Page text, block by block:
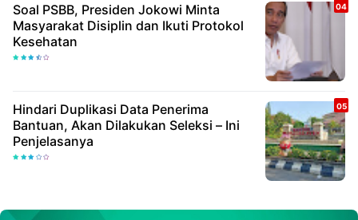
Soal PSBB, Presiden Jokowi Minta
Masyarakat Disiplin dan Ikuti Protokol
Kesehatan
Hindari Duplikasi Data Penerima
Bantuan, Akan Dilakukan Seleksi – Ini
Penjelasanya